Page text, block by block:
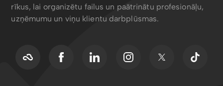
rīkus, lai organizētu failus un paātrinātu profesionāļu,
uzņēmumu un viņu klientu darbplūsmas.